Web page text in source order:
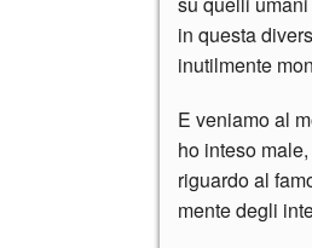
in questa
inutilmente
E veniamo al
ho inteso
riguardo al
mente degli